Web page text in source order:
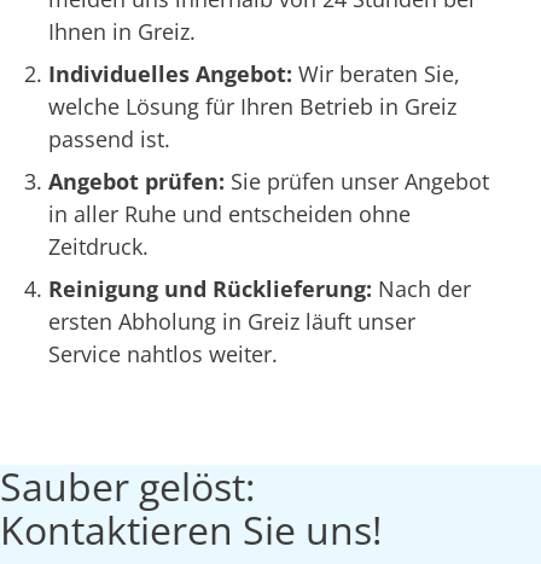
Ihnen in Greiz.
Individuelles Angebot: Wir beraten Sie,
welche Lösung für Ihren Betrieb in Greiz
passend ist.
Angebot prüfen: Sie prüfen unser Angebot
in aller Ruhe und entscheiden ohne
Zeitdruck.
Reinigung und Rücklieferung: Nach der
ersten Abholung in Greiz läuft unser
Service nahtlos weiter.
Sauber gelöst:
Kontaktieren Sie uns!